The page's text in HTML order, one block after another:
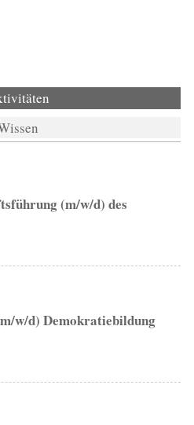
(m/w/d) des
w/d) Demokratiebildung